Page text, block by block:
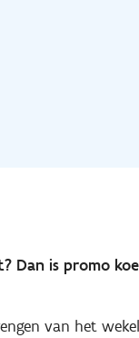
Dan is promo
van het